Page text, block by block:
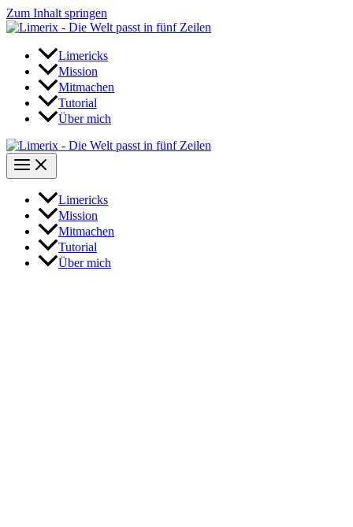
Zum Inhalt springen
Limericks
Mission
Mitmachen
Tutorial
Über mich
Limericks
Mission
Mitmachen
Tutorial
Über mich